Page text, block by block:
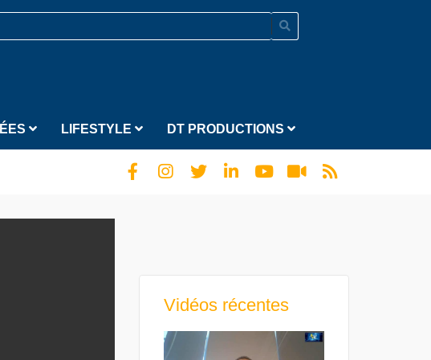
LIFESTYLE DT PRODUCTIONS
Vidéos récentes